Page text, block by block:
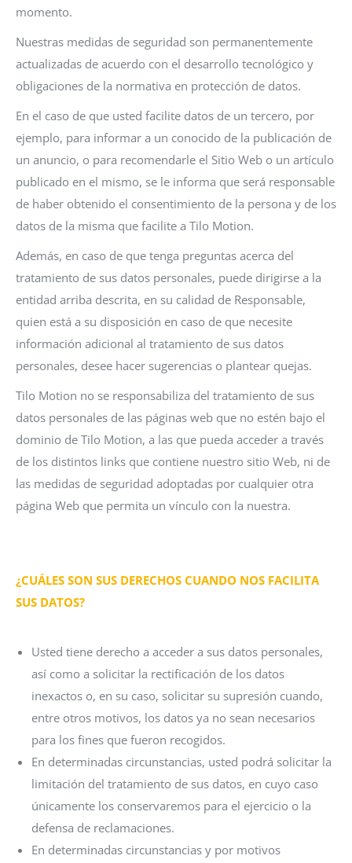
momento.
Nuestras medidas de seguridad son permanentemente
actualizadas de acuerdo con el desarrollo tecnológico y
obligaciones de la normativa en protección de datos.
En el caso de que usted facilite datos de un tercero, por
ejemplo, para informar a un conocido de la publicación de
un anuncio, o para recomendarle el Sitio Web o un artículo
publicado en el mismo, se le informa que será responsable
de haber obtenido el consentimiento de la persona y de los
datos de la misma que facilite a Tilo Motion.
Además, en caso de que tenga preguntas acerca del
tratamiento de sus datos personales, puede dirigirse a la
entidad arriba descrita, en su calidad de Responsable,
quien está a su disposición en caso de que necesite
información adicional al tratamiento de sus datos
personales, desee hacer sugerencias o plantear quejas.
Tilo Motion no se responsabiliza del tratamiento de sus
datos personales de las páginas web que no estén bajo el
dominio de Tilo Motion, a las que pueda acceder a través
de los distintos links que contiene nuestro sitio Web, ni de
las medidas de seguridad adoptadas por cualquier otra
página Web que permita un vínculo con la nuestra.
¿CUÁLES SON SUS DERECHOS CUANDO NOS FACILITA
SUS DATOS?
Usted tiene derecho a acceder a sus datos personales,
así como a solicitar la rectificación de los datos
inexactos o, en su caso, solicitar su supresión cuando,
entre otros motivos, los datos ya no sean necesarios
para los fines que fueron recogidos.
En determinadas circunstancias, usted podrá solicitar la
limitación del tratamiento de sus datos, en cuyo caso
únicamente los conservaremos para el ejercicio o la
defensa de reclamaciones.
En determinadas circunstancias y por motivos